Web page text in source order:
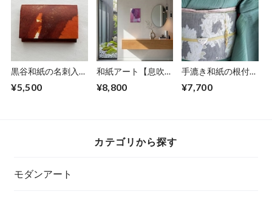
黒谷和紙の名刺入れ
¥5,500
和紙アート【息吹】
¥8,800
手漉き和紙の根付
¥7,700
カテゴリから探す
モダンアート